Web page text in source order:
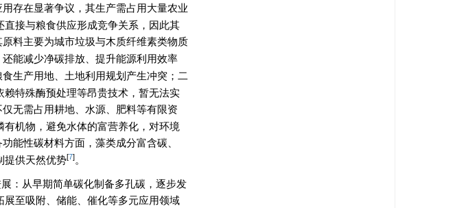
存在显著争议，其生产需占用大量农业
接与粮食供应形成竞争关系，因此其
料主要为城市垃圾与木质纤维素类物质
能减少净碳排放、提升能源利用效率
生产用地、土地利用规划产生冲突；二
特殊酶预处理等昂贵技术，暂无法实
无需占用耕地、水源、肥料等有限资
机物，避免水体的富营养化，对环境
能性碳材料方面，藻类成分富含碳、
提供天然优势[7] 。
：从早期简单碳化制备多孔碳，逐步发
至吸附、储能、催化等多元应用领域